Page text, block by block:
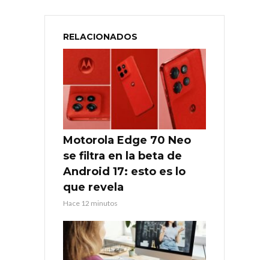
RELACIONADOS
Motorola Edge 70 Neo
se filtra en la beta de
Android 17: esto es lo
que revela
Hace 12 minutos